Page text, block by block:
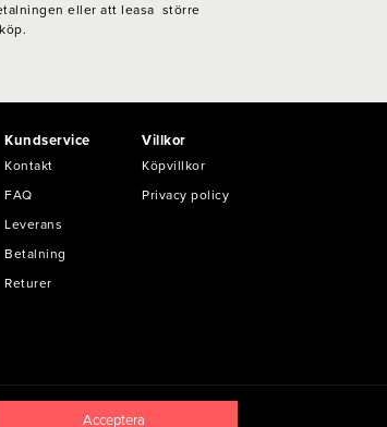
eller att leasa större
Kundservice
Kontakt
FAQ
Leverans
Betalning
Returer
Villkor
Köpvillkor
Privacy policy
Acceptera